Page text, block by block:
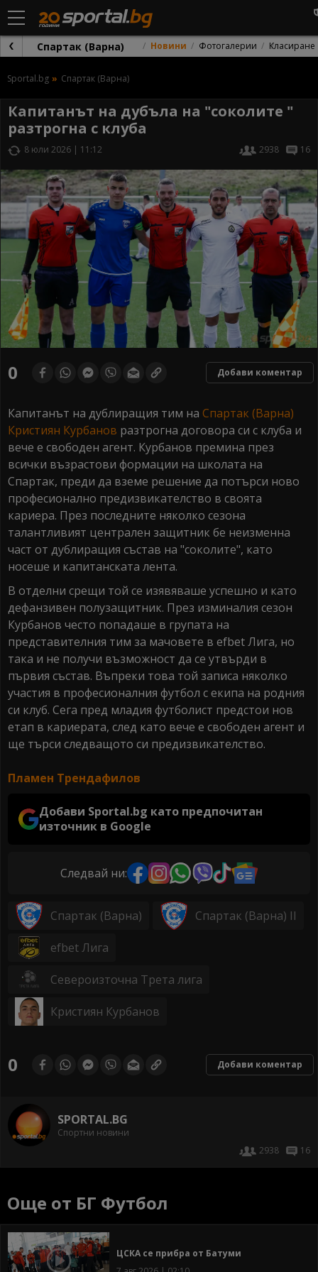
Спартак (Варна) Новини Фотогалерии Класиране
Sportal.bg Спартак (Варна)
Капитанът на дубъла на "соколите "
разтрогна с клуба
8 юли 2026 | 11:12 2938 16
0 Добави коментар
Капитанът на дублиращия тим на Спартак (Варна)
Кристиян Курбанов разтрогна договора си с клуба и
вече е свободен агент. Курбанов премина през
всички възрастови формации на школата на
Спартак, преди да вземе решение да потърси ново
професионално предизвикателство в своята
кариера. През последните няколко сезона
талантливият централен защитник бе неизменна
част от дублиращия състав на "соколите", като
носеше и капитанската лента.
В отделни срещи той се изявяваше успешно и като
дефанзивен полузащитник. През изминалия сезон
Курбанов често попадаше в групата на
представителния тим за мачовете в efbet Лига, но
така и не получи възможност да се утвърди в
първия състав. Въпреки това той записа няколко
участия в професионалния футбол с екипа на родния
си клуб. Сега пред младия футболист предстои нов
етап в кариерата, след като вече е свободен агент и
ще търси следващото си предизвикателство.
Пламен Трендафилов
Добави Sportal.bg като предпочитан
източник в Google
Следвай ни:
Спартак (Варна) Спартак (Варна) ІІ
efbet Лига
Североизточна Трета лига
Кристиян Курбанов
0 Добави коментар
SPORTAL.BG
Спортни новини
2938
16
Още от БГ Футбол
ЦСКА се прибра от Батуми